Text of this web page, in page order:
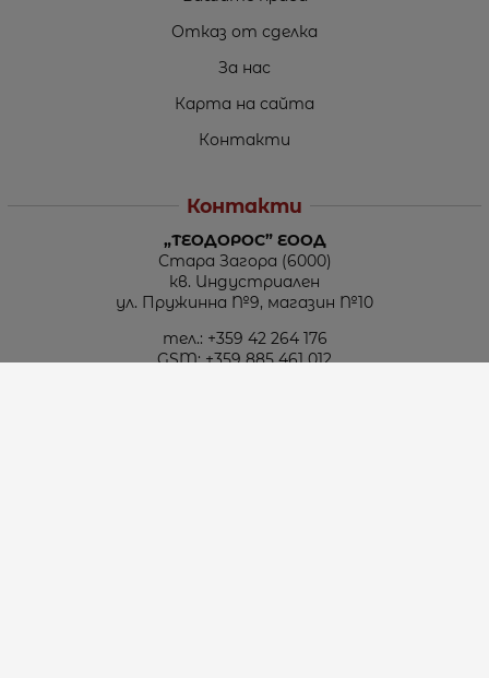
Отказ от сделка
За нас
Карта на сайта
Контакти
Контакти
„ТЕОДОРОС” ЕООД
Стара Загора (6000)
кв. Индустриален
ул. Пружинна №9, магазин №10
тел.: +359 42 264 176
GSM:+359 885 461 012